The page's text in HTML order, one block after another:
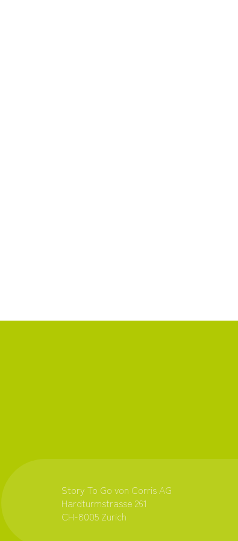
Story To Go von Corris AG
Hardturmstrasse 261
CH-8005 Zurich